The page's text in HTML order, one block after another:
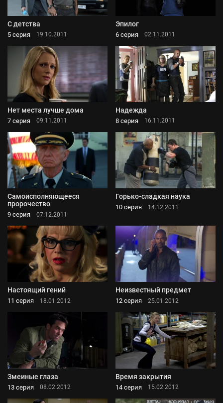
С детства
5 серия 19.10.2011
Эпилог
6 серия 02.11.2011
Нет места лучше дома
7 серия 09.11.2011
Надежда
8 серия 16.11.2011
Самоисполняющееся
пророчество
9 серия 07.12.2011
Горько-сладкая наука
10 серия 14.12.2011
Настоящий гений
11 серия 18.01.2012
Неизвестный предмет
12 серия 25.01.2012
Змеиные глаза
13 серия 08.02.2012
Время закрытия
14 серия 15.02.2012